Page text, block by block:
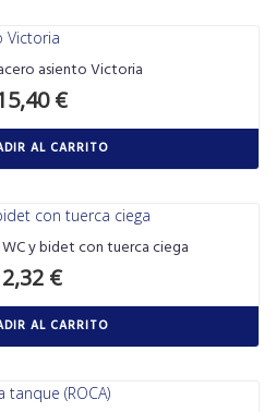
asiento Victoria
€
AL CARRITO
y bidet con tuerca ciega
2,32 €
AL CARRITO